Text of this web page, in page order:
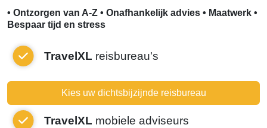
• Ontzorgen van A-Z • Onafhankelijk advies • Maatwerk •
Bespaar tijd en stress
TravelXL reisbureau's
Kies uw dichtsbijzijnde reisbureau
TravelXL mobiele adviseurs